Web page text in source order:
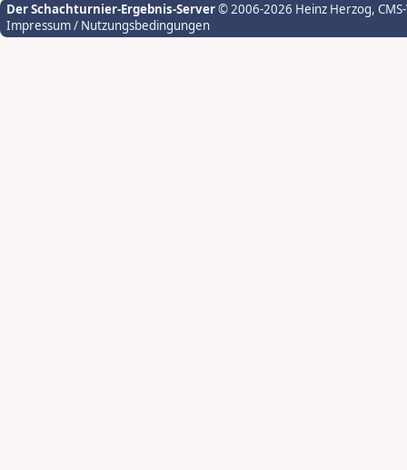
Der Schachturnier-Ergebnis-Server© 2006-2026 Heinz Herzog,
Impressum / Nutzungsbedingungen